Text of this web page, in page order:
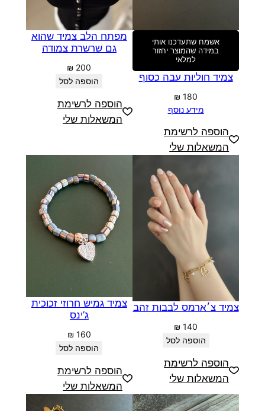
אשמח שתעדכנו אותי
במידה שהמוצר יחזור
למלאי
צמיד חוליות עבה כסוף
₪ 180
מידע נוסף
הוספה לרשימת
המשאלות שלי
מפתח הלב צמיד שהוא
גם שרשרת צמודה
₪ 200
הוספה לסל
הוספה לרשימת
המשאלות שלי
צמיד צ׳ארמס לבבות זהב
₪ 140
הוספה לסל
הוספה לרשימת
המשאלות שלי
צמיד גמיש חרוזי זכוכית
ג’ינס
₪ 160
הוספה לסל
הוספה לרשימת
המשאלות שלי